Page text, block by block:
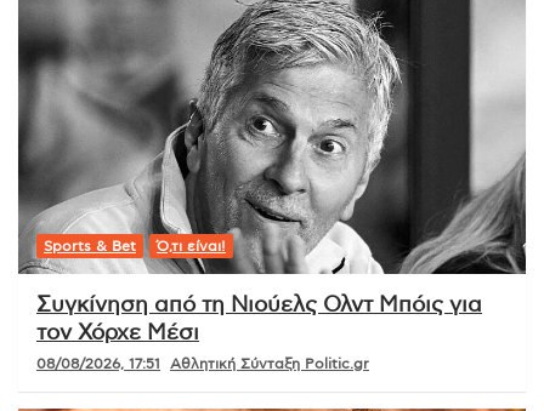
Sports & Bet Ό,τι είναι!
Συγκίνηση από τη Νιούελς Ολντ Μπόις για
τον Χόρχε Μέσι
08/08/2026, 17:51 Αθλητική Σύνταξη Politic.gr